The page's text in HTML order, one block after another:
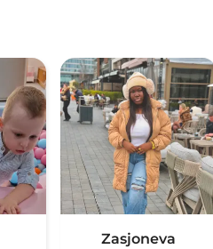
Zasjoneva